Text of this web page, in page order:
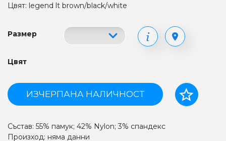
Цвят: legend lt brown/black/white
Размер
Цвят
ИЗЧЕРПАНА НАЛИЧНОСТ
Състав: 55% памук; 42% Nylon; 3% спандекс
Произход: няма данни